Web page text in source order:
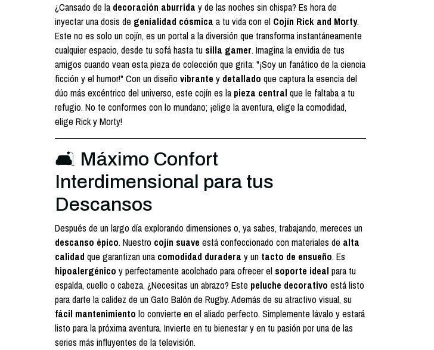
¿Cansado de la decoración aburrida y de las noches sin chispa? Es hora de
inyectar una dosis de genialidad cósmica a tu vida con el Cojín Rick and Morty.
Este no es solo un cojín, es un portal a la diversión que transforma instantáneamente
cualquier espacio, desde tu sofá hasta tu silla gamer. Imagina la envidia de tus
amigos cuando vean esta pieza de colección que grita: "¡Soy un fanático de la ciencia
ficción y el humor!" Con un diseño vibrante y detallado que captura la esencia del
dúo más excéntrico del universo, este cojín es la pieza central que le faltaba a tu
refugio. No te conformes con lo mundano; ¡elige la aventura, elige la comodidad,
elige Rick y Morty!
🛋️ Máximo Confort
Interdimensional para tus
Descansos
Después de un largo día explorando dimensiones o, ya sabes, trabajando, mereces un
descanso épico. Nuestro cojín suave está confeccionado con materiales de alta
calidad que garantizan una comodidad duradera y un tacto de ensueño. Es
hipoalergénico y perfectamente acolchado para ofrecer el soporte ideal para tu
espalda, cuello o cabeza. ¿Necesitas un abrazo? Este peluche decorativo está listo
para darte la calidez de un Gato Balón de Rugby. Además de su atractivo visual, su
fácil mantenimiento lo convierte en el aliado perfecto. Simplemente lávalo y estará
listo para la próxima aventura. Invierte en tu bienestar y en tu pasión por una de las
series más influyentes de la televisión.